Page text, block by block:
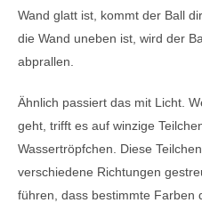
Wand glatt ist, kommt der Ball
die Wand uneben ist, wird der
abprallen.
Ähnlich passiert das mit Licht.
geht, trifft es auf winzige
Wassertröpfchen. Diese
verschiedene Richtungen
führen, dass bestimmte Farben